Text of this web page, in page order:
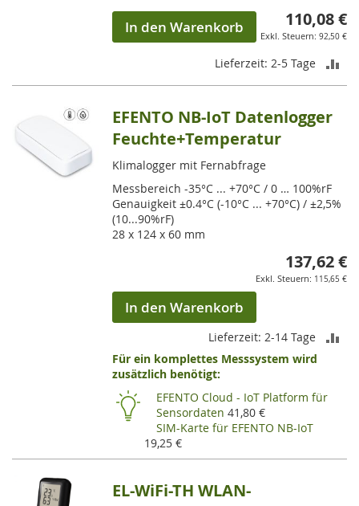
110,08 €
92,50 €
In den Warenkorb
Lieferzeit: 2-5 Tage
EFENTO NB-IoT Datenlogger
Feuchte+Temperatur
Klimalogger mit Fernabfrage
Messbereich -35°C ... +70°C / 0 … 100%rF
Genauigkeit ±0.4°C (-10°C ... +70°C) / ±2,5%
(10...90%rF)
28 x 124 x 60 mm
137,62 €
115,65 €
In den Warenkorb
Lieferzeit: 2-14 Tage
Für ein komplettes Messsystem wird
zusätzlich benötigt:
EFENTO Cloud - IoT Platform für
Sensordaten 41,80 €
SIM-Karte für EFENTO NB-IoT
19,25 €
EL-WiFi-TH WLAN-